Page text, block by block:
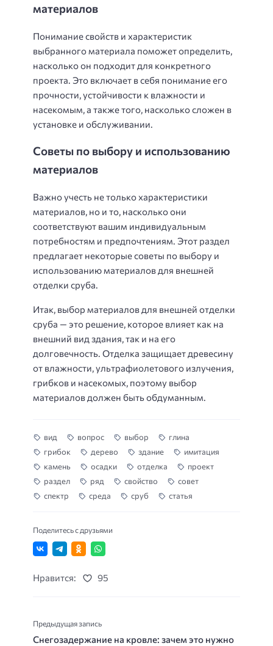
материалов
Понимание свойств и характеристик
выбранного материала поможет определить,
насколько он подходит для конкретного
проекта. Это включает в себя понимание его
прочности, устойчивости к влажности и
насекомым, а также того, насколько сложен в
установке и обслуживании.
Советы по выбору и использованию
материалов
Важно учесть не только характеристики
материалов, но и то, насколько они
соответствуют вашим индивидуальным
потребностям и предпочтениям. Этот раздел
предлагает некоторые советы по выбору и
использованию материалов для внешней
отделки сруба.
Итак, выбор материалов для внешней отделки
сруба — это решение, которое влияет как на
внешний вид здания, так и на его
долговечность. Отделка защищает древесину
от влажности, ультрафиолетового излучения,
грибков и насекомых, поэтому выбор
материалов должен быть обдуманным.
вид вопрос выбор
глина
грибок
дерево здание
имитация
камень
осадки отделка
проект
раздел
ряд свойство
совет
спектр
среда сруб статья
Поделитесь с друзьями
Нравится: 95
Предыдущая запись
Снегозадержание на кровле: зачем это нужно